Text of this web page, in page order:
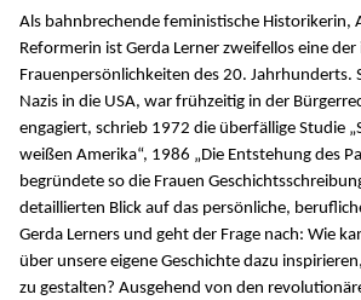
Als bahnbrechende feministische Historikerin,
Reformerin ist Gerda Lerner zweifellos eine
Frauenpersönlichkeiten des 20. Jahrhunderts.
Nazis in die USA, war frühzeitig in der
engagiert, schrieb 1972 die überfällige Studie
weißen Amerika“, 1986 „Die Entstehung des
begründete so die Frauen
detaillierten Blick auf das persönliche,
Gerda Lerners und geht der Frage nach: Wie
über unsere eigene Geschichte dazu
zu gestalten? Ausgehend von den